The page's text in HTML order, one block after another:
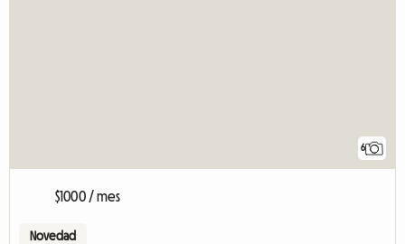
6
$1000 / mes
Novedad